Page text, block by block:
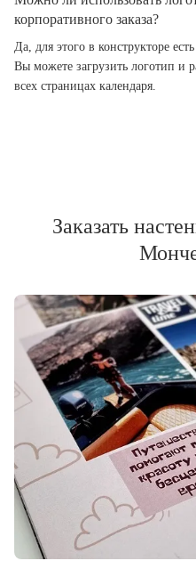
корпоративного заказа?
Да, для этого в конструкторе
Вы можете загрузить логотип и
всех страницах календаря.
Заказать